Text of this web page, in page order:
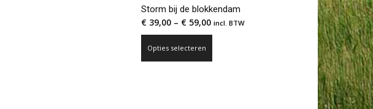
Storm bij de blokkendam
€ 39,00 – € 59,00 incl. BTW
Opties selecteren